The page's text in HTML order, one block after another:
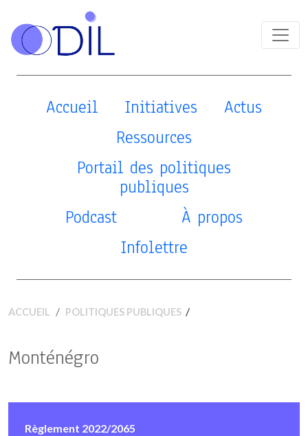
Accueil Initiatives
Actus
Ressources
Portail des politiques
publiques
Podcast
À propos
Infolettre
ACCUEIL POLITIQUES PUBLIQUES /
Monténégro
Règlement 2022/2065